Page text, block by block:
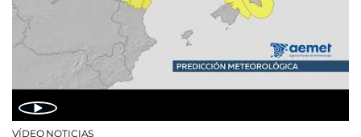
VÍDEO NOTICIAS